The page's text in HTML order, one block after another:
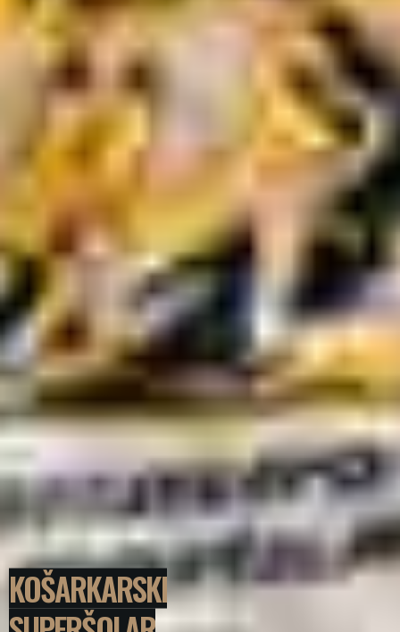
KOŠARKARSKI